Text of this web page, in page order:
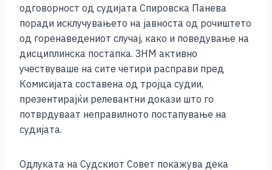
одговорност од судијата Спировска Панева
поради исклучувањето на јавноста од рочиштето
од горенаведениот случај, како и поведување на
дисциплинска постапка. ЗНМ активно
учествуваше на сите четири расправи пред
Комисијата составена од тројца судии,
презентирајќи релевантни докази што го
потврдуваат неправилното постапување на
судијата.
Одлуката на Судскиот Совет покажува дека